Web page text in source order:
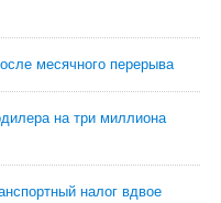
месячного перерыва
на три миллиона
налог вдвое